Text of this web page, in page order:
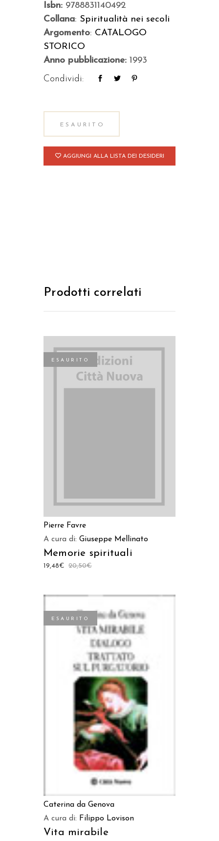
Isbn: 9788831140492
Collana: Spiritualità nei secoli
Argomento: CATALOGO
STORICO
Anno pubblicazione: 1993
Condividi:
ESAURITO
AGGIUNGI ALLA LISTA DEI DESIDERI
Prodotti correlati
ESAURITO
Pierre Favre
A cura di: Giuseppe Mellinato
Memorie spirituali
20,50€
19,48€
ESAURITO
LEGGI TUTTO
Caterina da Genova
A cura di: Filippo Lovison
Vita mirabile